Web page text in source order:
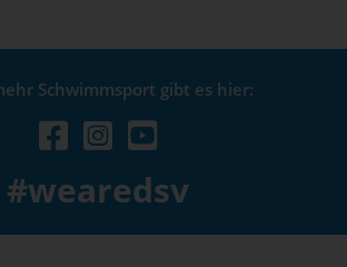
Schwimmsport gibt es hier:
#wearedsv